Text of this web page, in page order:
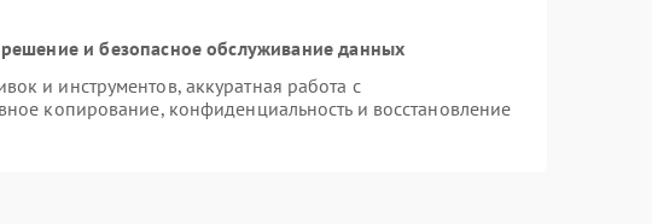
и безопасное обслуживание данных
и инструментов, аккуратная работа с
копирование, конфиденциальность и восстановление